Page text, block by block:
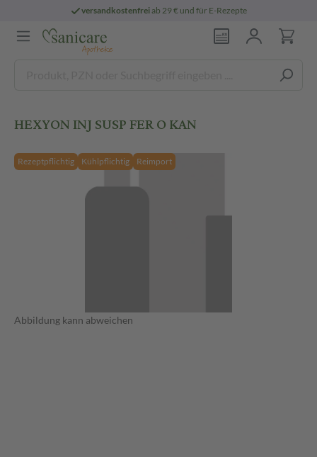
versandkostenfreiab 29 € und für E-Rezepte
HEXYON INJ SUSP FER O KAN
Rezeptpflichtig Kühlpflichtig Reimport
Abbildung kann abweichen